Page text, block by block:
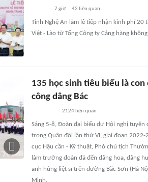
7 giờ 42 liên quan
Tỉnh Nghệ An làm lễ tiếp nhận kinh phí
Việt - Lào từ Tổng Công ty Cảng hàng
135 học sinh tiêu biểu là
công dâng Bác
2124 liên quan
Sáng 5-8, Đoàn đại biểu dự Hội nghị
trong Quân đội lần thứ VI, giai đoạn 2022-
cục Hậu cần - Kỹ thuật, Phó chủ tịch
làm trưởng đoàn đã đến dâng hoa, dâng
anh hùng liệt sĩ trên đường Bắc Sơn (Hà
Minh.